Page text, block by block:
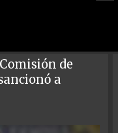
de
a